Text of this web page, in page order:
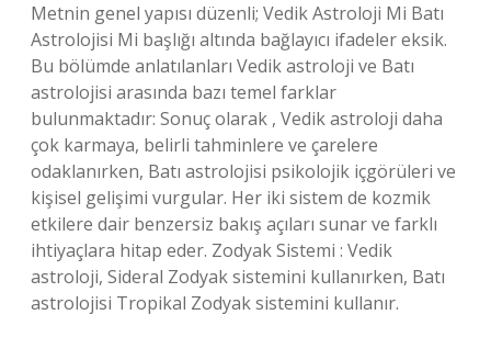
Metnin genel yapısı düzenli; Vedik Astroloji Mi Batı
Astrolojisi Mi başlığı altında bağlayıcı ifadeler eksik.
Bu bölümde anlatılanları Vedik astroloji ve Batı
astrolojisi arasında bazı temel farklar
bulunmaktadır: Sonuç olarak , Vedik astroloji daha
çok karmaya, belirli tahminlere ve çarelere
odaklanırken, Batı astrolojisi psikolojik içgörüleri ve
kişisel gelişimi vurgular. Her iki sistem de kozmik
etkilere dair benzersiz bakış açıları sunar ve farklı
ihtiyaçlara hitap eder. Zodyak Sistemi : Vedik
astroloji, Sideral Zodyak sistemini kullanırken, Batı
astrolojisi Tropikal Zodyak sistemini kullanır.